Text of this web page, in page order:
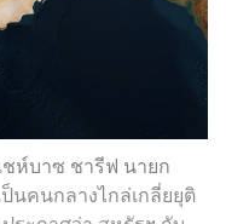
ชห์บาซ ชารีฟ นายก
นคนกลางไกล่เกลี่ยยุติ